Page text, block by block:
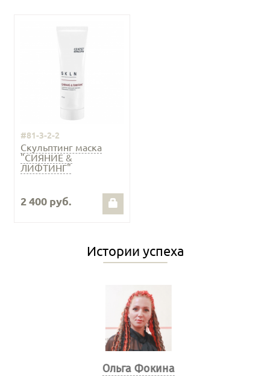
#81-3-2-2
Скульптинг маска
"СИЯНИЕ &
ЛИФТИНГ"
2 400 руб.
Истории успеха
Ольга Фокина